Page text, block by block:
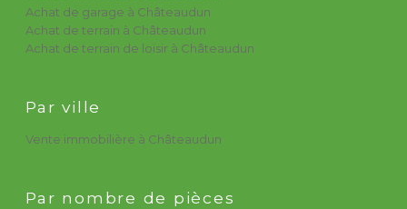
Achat de garage à Châteaudun
Achat de terrain à Châteaudun
Achat de terrain de loisir à Châteaudun
Par ville
Vente immobilière à Châteaudun
Par nombre de pièces